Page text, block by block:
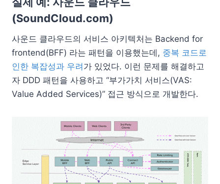
(SoundCloud.com)
사운드 클라우드의 서비스 아키텍처는 Backend for
frontend(BFF) 라는 패턴을 이용했는데, 중복 코드로
인한 복잡성과 우려 가 있었다. 이런 문제를 해결하고
자 DDD 패턴을 사용하고 “부가가치 서비스(VAS:
Value Added Services)” 접근 방식으로 개발한다.